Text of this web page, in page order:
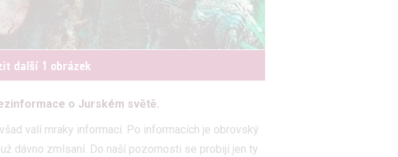
další 1 obrázek
o Jurském světě.
valí mraky informací. Po informacích je obrovský
dávno zmlsaní. Do naší pozornosti se probijí jen ty